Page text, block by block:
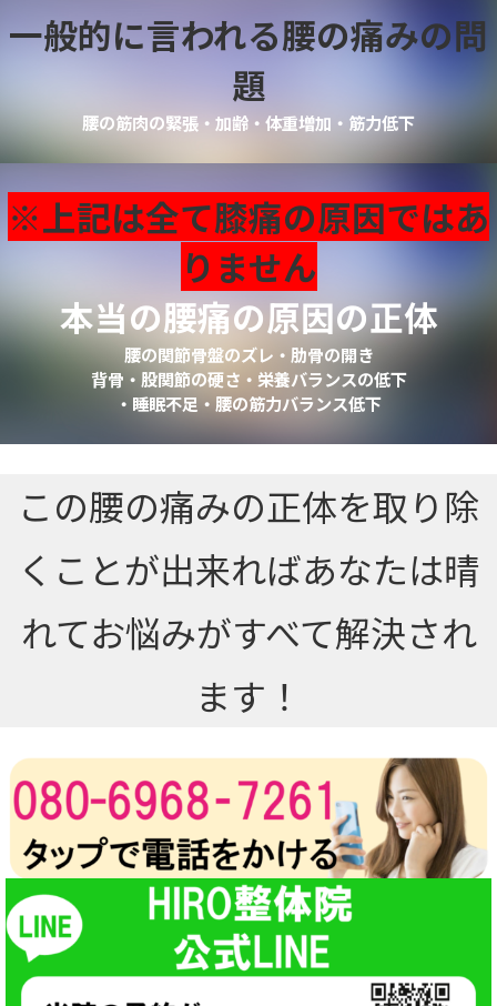
一般的に言われる腰の痛みの問
題
腰の筋肉の緊張・加齢・体重増加・筋力低下
※上記は全て膝痛の原因ではあ
りません
本当の腰痛の原因の正体
腰の関節骨盤のズレ・肋骨の開き
背骨・股関節の硬さ・栄養バランスの低下
・睡眠不足・腰の筋力バランス低下
この腰の痛みの正体を取り除
くことが出来ればあなたは晴
れてお悩みがすべて解決され
ます！